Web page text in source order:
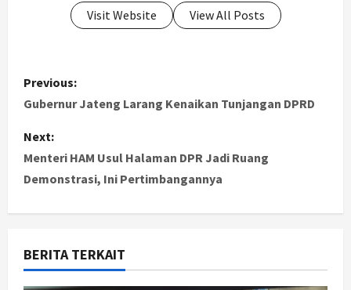
Visit Website View All Posts
P
o
s
t
n
v
Previous:
Gubernur Jateng Larang Kenaikan Tunjangan DPRD
Next:
Menteri HAM Usul Halaman DPR Jadi Ruang
Demonstrasi, Ini Pertimbangannya
BERITA TERKAIT